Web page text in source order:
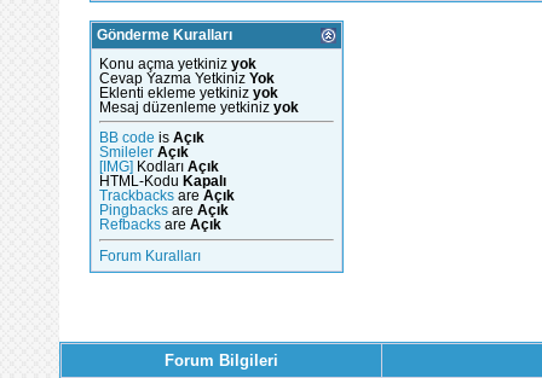
Gönderme Kuralları
Konu açma yetkiniz yok
Cevap Yazma Yetkiniz Yok
Eklenti ekleme yetkiniz yok
Mesaj düzenleme yetkiniz yok
BB code is Açık
Smileler Açık
[IMG]
Kodları Açık
HTML-Kodu Kapalı
Trackbacks are Açık
Pingbacks are Açık
Refbacks are Açık
Forum Kuralları
Forum Bilgileri